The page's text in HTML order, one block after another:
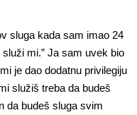
sluga kada sam imao 24
mi.” Ja sam uvek bio
je dao dodatnu privilegiju
služiš treba da budeš
da budeš sluga svim